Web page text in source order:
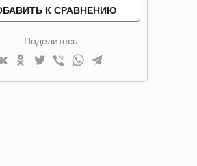
К СРАВНЕНИЮ
Поделитесь: